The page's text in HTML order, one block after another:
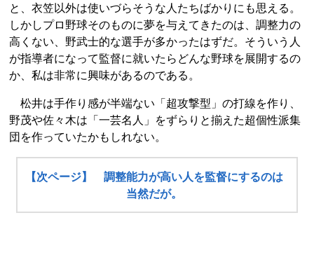
と、衣笠以外は使いづらそうな人たちばかりにも思える。
しかしプロ野球そのものに夢を与えてきたのは、調整力の
高くない、野武士的な選手が多かったはずだ。そういう人
が指導者になって監督に就いたらどんな野球を展開するの
か、私は非常に興味があるのである。
松井は手作り感が半端ない「超攻撃型」の打線を作り、
野茂や佐々木は「一芸名人」をずらりと揃えた超個性派集
団を作っていたかもしれない。
【次ページ】 調整能力が高い人を監督にするのは
当然だが。